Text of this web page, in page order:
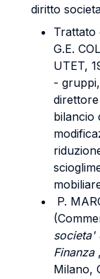
diritto
Trattato
G.E.
UTET,
-
bilancio
P.
societa'
Finanza,
Milano,